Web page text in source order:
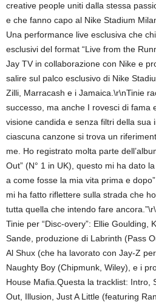
creative people uniti dalla stessa
e che fanno capo al Nike Stadium
Una performance live esclusiva che
esclusivi del format “Live from the
Jay TV in collaborazione con Nike e
salire sul palco esclusivo di Nike
Zilli, Marracash e i Jamaica.\r\nTinie
successo, ma anche I rovesci di fama
visione candida e senza filtri della sua
ciascuna canzone si trova un
me. Ho registrato molta parte
Out” (N° 1 in UK), questo mi ha dato
a come fosse la mia vita prima e
mi ha fatto riflettere sulla strada che
tutta quella che intendo fare
Tinie per “Disc-overy”: Ellie Goulding,
Sande, produzione di Labrinth (Pass
Al Shux (che ha lavorato con Jay-Z
Naughty Boy (Chipmunk, Wiley), e i
House Mafia.Questa la tracklist: Intro,
Out, Illusion, Just A Little (featuring